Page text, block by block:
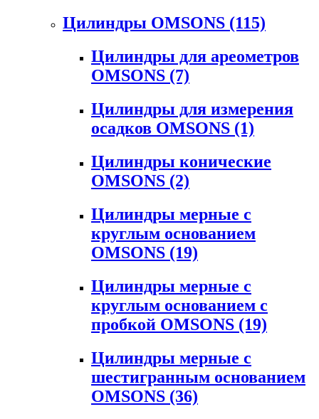
Цилиндры OMSONS (115)
Цилиндры для ареометров
OMSONS (7)
Цилиндры для измерения
осадков OMSONS (1)
Цилиндры конические
OMSONS (2)
Цилиндры мерные с
круглым основанием
OMSONS (19)
Цилиндры мерные с
круглым основанием с
пробкой OMSONS (19)
Цилиндры мерные с
шестигранным основанием
OMSONS (36)